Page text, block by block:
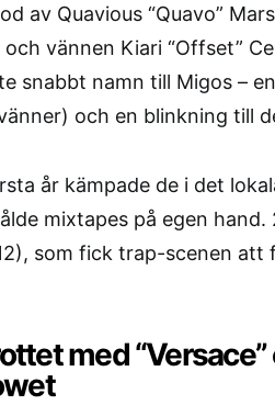
av Quavious “Quavo”
och vännen Kiari “Offset”
snabbt namn till Migos –
och en blinkning till
år kämpade de i det
mixtapes på egen hand.
som fick trap-scenen att
med